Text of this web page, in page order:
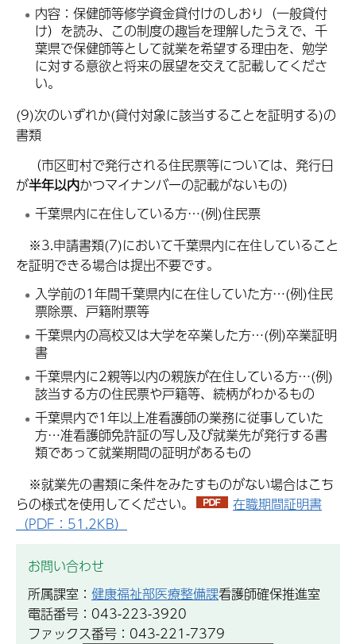
内容：保健師等修学資金貸付けのしおり（一般貸付
け）を読み、この制度の趣旨を理解したうえで、千
葉県で保健師等として就業を希望する理由を、勉学
に対する意欲と将来の展望を交えて記載してくださ
い。
(9)次のいずれか(貸付対象に該当することを証明する)の
書類
（市区町村で発行される住民票等については、発行日
が半年以内かつマイナンバーの記載がないもの）
千葉県内に在住している方…(例)住民票
※3.申請書類(7)において千葉県内に在住していること
を証明できる場合は提出不要です。
入学前の1年間千葉県内に在住していた方…(例)住民
票除票、戸籍附票等
千葉県内の高校又は大学を卒業した方…(例)卒業証明
書
千葉県内に2親等以内の親族が在住している方…(例)
該当する方の住民票や戸籍等、続柄がわかるもの
千葉県内で1年以上准看護師の業務に従事していた
方…准看護師免許証の写し及び就業先が発行する書
類であって就業期間の証明があるもの
※就業先の書類に条件をみたすものがない場合はこち
らの様式を使用してください。
在職期間証明書
（PDF：51.2KB）
お問い合わせ
所属課室： 健康福祉部医療整備課看護師確保推進室
電話番号：043-223-3920
ファックス番号：043-221-7379